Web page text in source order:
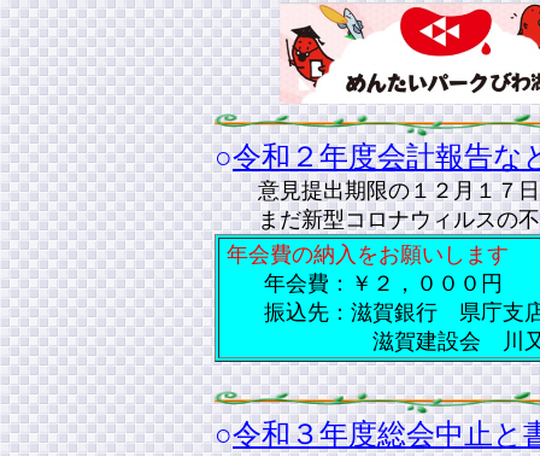
○令和２年度会計報告な
意見提出期限の１２月１７
まだ新型コロナウィルスの不
年会費の納入をお願いします
年会費：￥２，０００円
振込先：滋賀銀行 県庁支
滋賀建設会 川又英史
○令和３年度総会中止と